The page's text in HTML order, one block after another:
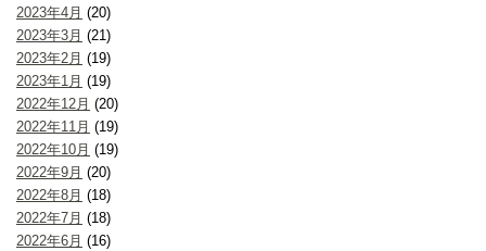
2023年4月 (20)
2023年3月 (21)
2023年2月 (19)
2023年1月 (19)
2022年12月 (20)
2022年11月 (19)
2022年10月 (19)
2022年9月 (20)
2022年8月 (18)
2022年7月 (18)
2022年6月 (16)